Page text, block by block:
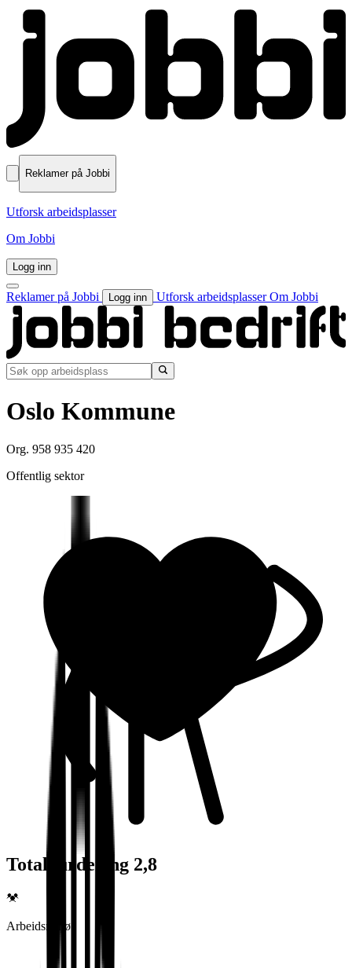
Reklamer på Jobbi
Utforsk arbeidsplasser
Om Jobbi
Logg inn
Reklamer på Jobbi Logg inn Utforsk arbeidsplasserOm Jobbi
Oslo Kommune
Org. 958 935 420
Offentlig sektor
Totalvurdering 2,8
Arbeidsmiljø